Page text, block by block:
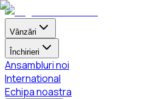
Vânzări
Închirieri
Ansambluri noi
International
Echipa noastra